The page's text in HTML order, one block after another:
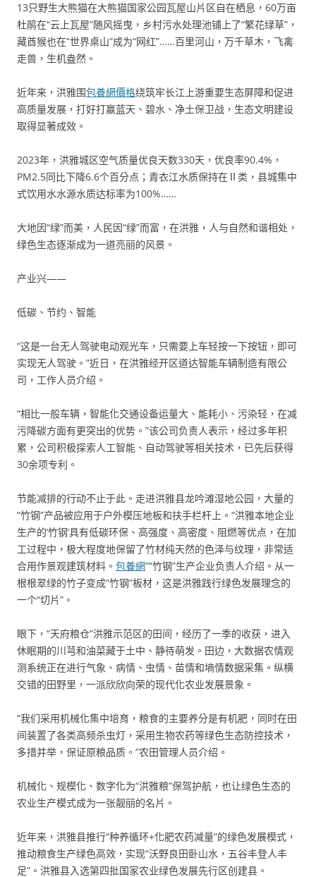
13只野生大熊猫在大熊猫国家公园瓦屋山片区自在栖息，60万亩
杜鹃在“云上瓦屋”随风摇曳，乡村污水处理池铺上了“繁花绿草”，
藏酋猴也在“世界桌山”成为“网红”……百里河山，万千草木，飞禽
走兽，生机盎然。
近年来，洪雅围包養網價格绕筑牢长江上游重要生态屏障和促进
高质量发展，打好打赢蓝天、碧水、净土保卫战，生态文明建设
取得显著成效。
2023年，洪雅城区空气质量优良天数330天，优良率90.4%，
PM2.5同比下降6.6个百分点；青衣江水质保持在Ⅱ类，县城集中
式饮用水水源水质达标率为100%……
大地因“绿”而美，人民因“绿”而富，在洪雅，人与自然和谐相处，
绿色生态逐渐成为一道亮丽的风景。
产业兴——
低碳、节约、智能
“这是一台无人驾驶电动观光车，只需要上车轻按一下按钮，即可
实现无人驾驶。”近日，在洪雅经开区道达智能车辆制造有限公
司，工作人员介绍。
“相比一般车辆，智能化交通设备运量大、能耗小、污染轻，在减
污降碳方面有更突出的优势。”该公司负责人表示，经过多年积
累，公司积极探索人工智能、自动驾驶等相关技术，已先后获得
30余项专利。
节能减排的行动不止于此。走进洪雅县龙吟滩湿地公园，大量的
“竹钢”产品被应用于户外模压地板和扶手栏杆上。“洪雅本地企业
生产的‘竹钢’具有低碳环保、高强度、高密度、阻燃等优点，在加
工过程中，极大程度地保留了竹材纯天然的色泽与纹理，非常适
合用作景观建筑材料。 包養網”“竹钢”生产企业负责人介绍。从一
根根翠绿的竹子变成“竹钢”板材，这是洪雅践行绿色发展理念的
一个“切片”。
眼下，“天府粮仓”洪雅示范区的田间，经历了一季的收获，进入
休眠期的川芎和油菜藏于土中、静待萌发。田边，大数据农情观
测系统正在进行气象、病情、虫情、苗情和墒情数据采集。纵横
交错的田野里，一派欣欣向荣的现代化农业发展景象。
“我们采用机械化集中培育，粮食的主要养分是有机肥，同时在田
间装置了各类高频杀虫灯，采用生物农药等绿色生态防控技术，
多措并举，保证原粮品质。”农田管理人员介绍。
机械化、规模化、数字化为“洪雅粮”保驾护航，也让绿色生态的
农业生产模式成为一张靓丽的名片。
近年来，洪雅县推行“种养循环+化肥农药减量”的绿色发展模式，
推动粮食生产绿色高效，实现“沃野良田卧山水，五谷丰登人丰
足”。洪雅县入选第四批国家农业绿色发展先行区创建县。